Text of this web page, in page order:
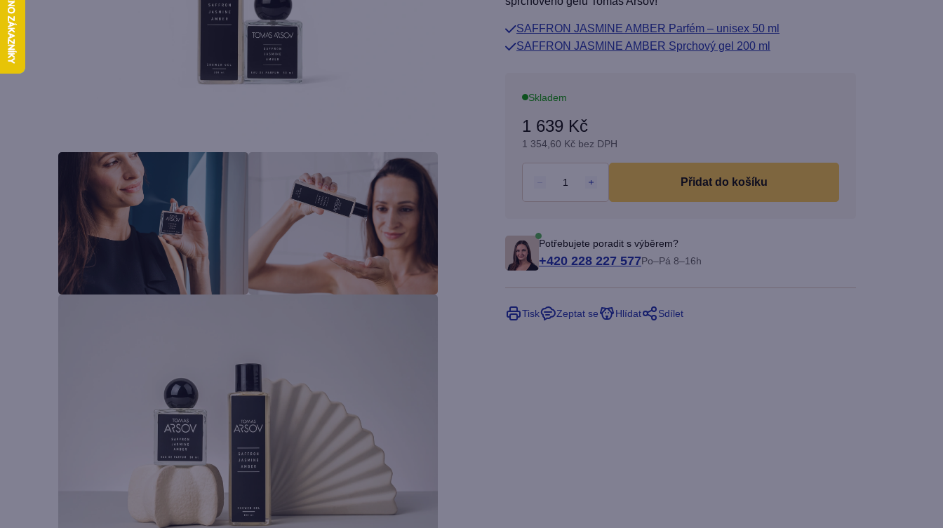
z
5
SAFFRON JASMINE AMBER Parfém – unisex 50 ml
SAFFRON JASMINE AMBER Sprchový gel 200 ml
1 639 Kč
1 354,60 Kč bez DPH
Skladem
do košíku
Potřebujete poradit s výběrem?
+420 228 227 577Po–Pá 8–16h
Tisk Zeptat se Hlídat Sdílet